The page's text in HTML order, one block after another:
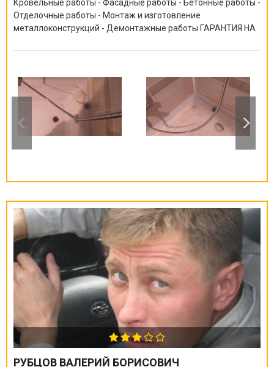
Кровельные работы - Фасадные работы - Бетонные работы -
Отделочные работы - Монтаж и изготовление
металлоконструкций - Демонтажные работы ГАРАНТИЯ НА
РУБЦОВ ВАЛЕРИЙ БОРИСОВИЧ